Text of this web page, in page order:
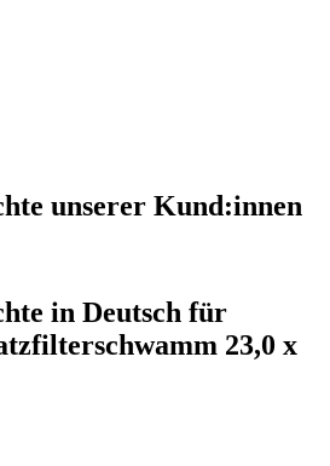
unserer Kund:innen
in Deutsch für
23,0 x